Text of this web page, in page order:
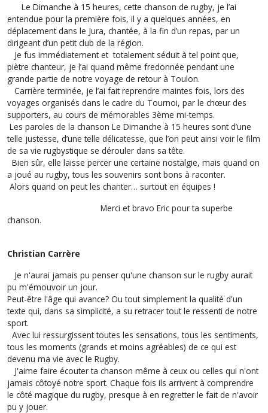
Le Dimanche à 15 heures, cette chanson de rugby, je l’ai
entendue pour la première fois, il y a quelques années, en
déplacement dans le Jura, chantée, à la fin d’un repas, par un
dirigeant d’un petit club de la région.
Je fus immédiatement et totalement séduit à tel point que,
piètre chanteur, je l’ai quand même fredonnée pendant une
grande partie de notre voyage de retour à Toulon.
Carrière terminée, je l’ai fait reprendre maintes fois, lors des
voyages organisés dans le cadre du Tournoi, par le chœur des
supporters, au cours de mémorables 3ème mi-temps.
Les paroles de la chanson Le Dimanche à 15 heures sont d’une
telle justesse, d’une telle délicatesse, que l’on peut ainsi voir le film
de sa vie rugbystique se dérouler dans sa tête.
Bien sûr, elle laisse percer une certaine nostalgie, mais quand on
a joué au rugby, tous les souvenirs sont bons à raconter.
Alors quand on peut les chanter… surtout en équipes !
Merci et bravo Eric pour ta superbe
chanson.
Christian Carrère
Je n'aurai jamais pu penser qu'une chanson sur le rugby aurait
pu m'émouvoir un jour.
Peut-être l'âge qui avance? Ou tout simplement la qualité d'un
texte qui, dans sa simplicité, a su retracer tout le ressenti de notre
sport.
Avec lui ressurgissent toutes les sensations, tous les sentiments,
tous les moments (grands et moins agréables) de ce qui est
devenu ma vie avec le Rugby.
J'aime faire écouter ta chanson même à ceux ou celles qui n'ont
jamais côtoyé notre sport. Chaque fois ils arrivent à comprendre
le côté magique du rugby, presque à en regretter le fait de n'avoir
pu y jouer.